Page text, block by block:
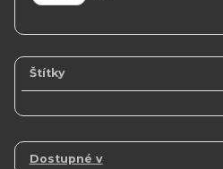
Štítky
Dostupné v